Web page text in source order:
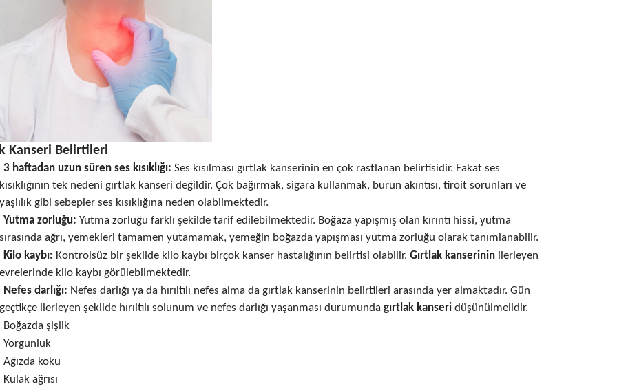
Kanseri Belirtileri
3 haftadan uzun süren ses kısıklığı: Ses kısılması gırtlak kanserinin en çok rastlanan belirtisidir. Fakat ses
kısıklığının tek nedeni gırtlak kanseri değildir. Çok bağırmak, sigara kullanmak, burun akıntısı, tiroit sorunları ve
yaşlılık gibi sebepler ses kısıklığına neden olabilmektedir.
Yutma zorluğu: Yutma zorluğu farklı şekilde tarif edilebilmektedir. Boğaza yapışmış olan kırıntı hissi, yutma
sırasında ağrı, yemekleri tamamen yutamamak, yemeğin boğazda yapışması yutma zorluğu olarak tanımlanabilir.
Kilo kaybı: Kontrolsüz bir şekilde kilo kaybı birçok kanser hastalığının belirtisi olabilir. Gırtlak kanserinin ilerleyen
evrelerinde kilo kaybı görülebilmektedir.
Nefes darlığı: Nefes darlığı ya da hırıltılı nefes alma da gırtlak kanserinin belirtileri arasında yer almaktadır. Gün
geçtikçe ilerleyen şekilde hırıltılı solunum ve nefes darlığı yaşanması durumunda gırtlak kanseri düşünülmelidir.
Boğazda şişlik
Yorgunluk
Ağızda koku
Kulak ağrısı